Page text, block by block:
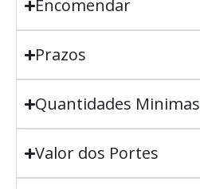
Encomendar
Prazos
Quantidades Minimas
Valor dos Portes